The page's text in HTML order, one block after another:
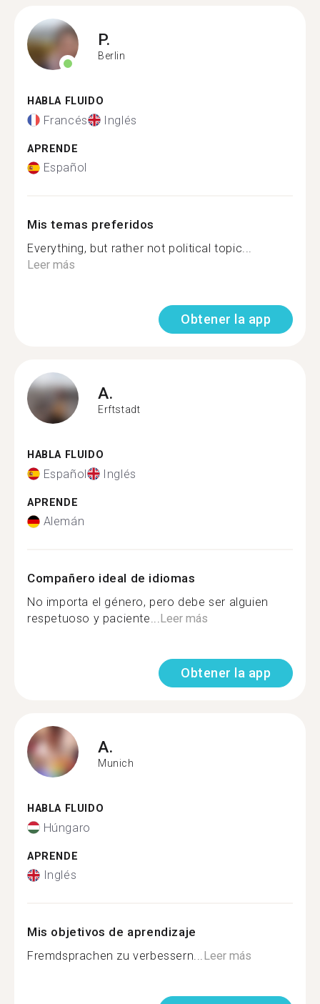
P.
Berlin
HABLA FLUIDO
Francés Inglés
APRENDE
Español
Mis temas preferidos
Everything, but rather not political topic...
Leer más
Obtener la app
A.
Erftstadt
HABLA FLUIDO
Español Inglés
APRENDE
Alemán
Compañero ideal de idiomas
No importa el género, pero debe ser alguien
respetuoso y paciente...Leer más
Obtener la app
A.
Munich
HABLA FLUIDO
Húngaro
APRENDE
Inglés
Mis objetivos de aprendizaje
Fremdsprachen zu verbessern...Leer más